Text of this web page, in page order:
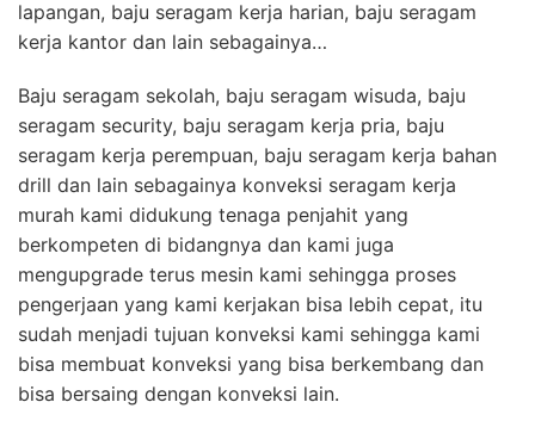
lapangan, baju seragam kerja harian, baju seragam
kerja kantor dan lain sebagainya…
Baju seragam sekolah, baju seragam wisuda, baju
seragam security, baju seragam kerja pria, baju
seragam kerja perempuan, baju seragam kerja bahan
drill dan lain sebagainya konveksi seragam kerja
murah kami didukung tenaga penjahit yang
berkompeten di bidangnya dan kami juga
mengupgrade terus mesin kami sehingga proses
pengerjaan yang kami kerjakan bisa lebih cepat, itu
sudah menjadi tujuan konveksi kami sehingga kami
bisa membuat konveksi yang bisa berkembang dan
bisa bersaing dengan konveksi lain.